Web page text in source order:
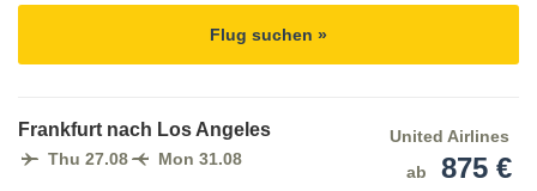
Flug suchen »
Frankfurt nach Los Angeles
Thu 27.08 Mon 31.08
United Airlines
ab
875 €